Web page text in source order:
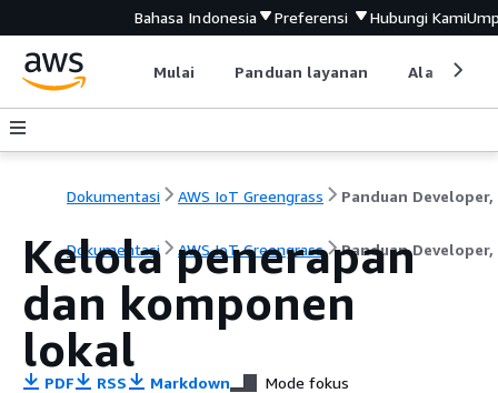
Bahasa Indonesia Preferensi Hubungi Kami
Mulai Panduan layanan Alat
Dokumentasi AWS IoT Greengrass
Dokumentasi AWS IoT Greengrass Panduan Developer,
Kelola penerapan
dan komponen
lokal
PDF RSS Markdown Mode fokus